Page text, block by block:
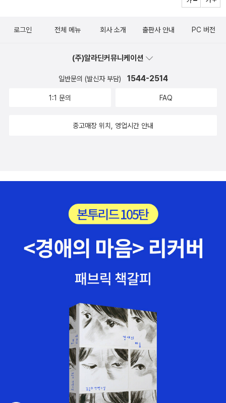
로그인 전체 메뉴 회사 소개 출판사 안내 PC 버전
(주)알라딘커뮤니케이션
일반문의 (발신자 부담) 1544-2514
1:1 문의 FAQ
중고매장 위치, 영업시간 안내